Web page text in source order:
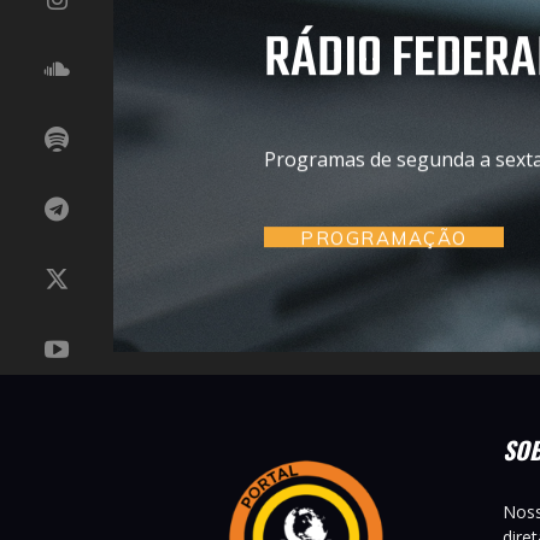
RÁDIO
Programas de segunda a
PROGRAMAÇÃO